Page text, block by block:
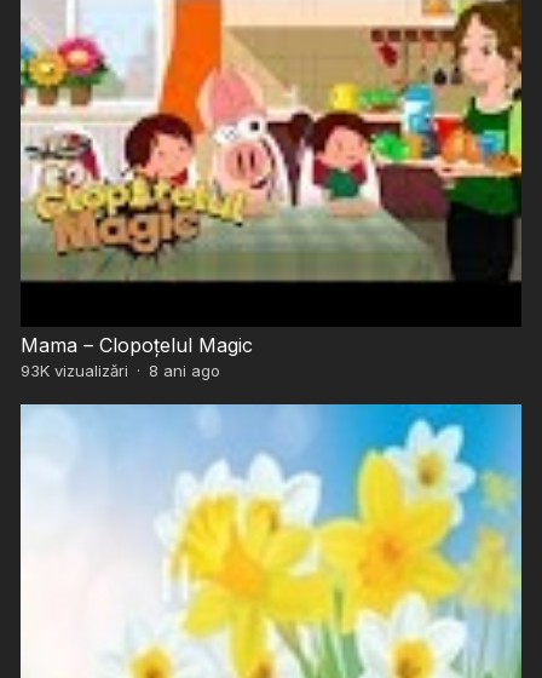
Mama – Clopoțelul Magic
93Kvizualizări · 8 ani ago